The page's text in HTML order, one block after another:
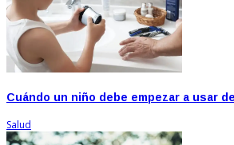
Cuándo un niño debe empezar a usar
Salud